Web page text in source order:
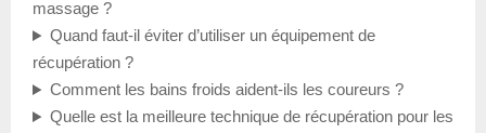
massage ?
Quand faut-il éviter d’utiliser un équipement de
récupération ?
Comment les bains froids aident-ils les coureurs ?
Quelle est la meilleure technique de récupération pour les